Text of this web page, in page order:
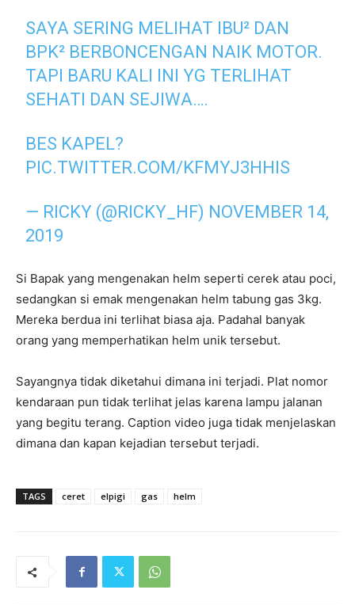
SAYA SERING MELIHAT IBU² DAN
BPK² BERBONCENGAN NAIK MOTOR.
TAPI BARU KALI INI YG TERLIHAT
SEHATI DAN SEJIWA….
BES KAPEL?
PIC.TWITTER.COM/KFMYJ3HHIS
— RICKY (@RICKY_HF) NOVEMBER 14,
2019
Si Bapak yang mengenakan helm seperti cerek atau poci,
sedangkan si emak mengenakan helm tabung gas 3kg.
Mereka berdua ini terlihat biasa aja. Padahal banyak
orang yang memperhatikan helm unik tersebut.
Sayangnya tidak diketahui dimana ini terjadi. Plat nomor
kendaraan pun tidak terlihat jelas karena lampu jalanan
yang begitu terang. Caption video juga tidak menjelaskan
dimana dan kapan kejadian tersebut terjadi.
TAGS ceret elpigi gas helm